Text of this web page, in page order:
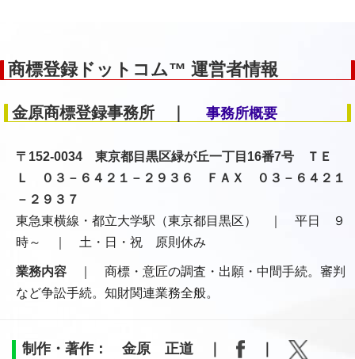
商標登録ドットコム™ 運営者情報
金原商標登録事務所 ｜ 事務所概要
〒152-0034 東京都目黒区緑が丘一丁目16番7号 ＴＥ
Ｌ ０３－６４２１－２９３６ ＦＡＸ ０３－６４２１
－２９３７
東急東横線・都立大学駅（東京都目黒区） ｜ 平日 ９
時～ ｜ 土・日・祝 原則休み
業務内容 ｜ 商標・意匠の調査・出願・中間手続。審判
など争訟手続。知財関連業務全般。
制作・著作： 金原 正道 ｜